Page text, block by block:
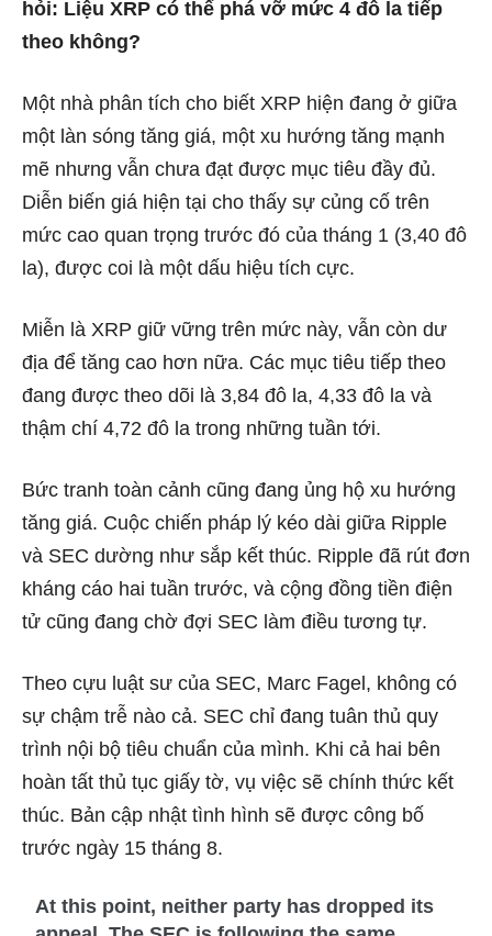
hỏi: Liệu XRP có thể phá vỡ mức 4 đô la tiếp
theo không?
Một nhà phân tích cho biết XRP hiện đang ở giữa
một làn sóng tăng giá, một xu hướng tăng mạnh
mẽ nhưng vẫn chưa đạt được mục tiêu đầy đủ.
Diễn biến giá hiện tại cho thấy sự củng cố trên
mức cao quan trọng trước đó của tháng 1 (3,40 đô
la), được coi là một dấu hiệu tích cực.
Miễn là XRP giữ vững trên mức này, vẫn còn dư
địa để tăng cao hơn nữa. Các mục tiêu tiếp theo
đang được theo dõi là 3,84 đô la, 4,33 đô la và
thậm chí 4,72 đô la trong những tuần tới.
Bức tranh toàn cảnh cũng đang ủng hộ xu hướng
tăng giá. Cuộc chiến pháp lý kéo dài giữa Ripple
và SEC dường như sắp kết thúc. Ripple đã rút đơn
kháng cáo hai tuần trước, và cộng đồng tiền điện
tử cũng đang chờ đợi SEC làm điều tương tự.
Theo cựu luật sư của SEC, Marc Fagel, không có
sự chậm trễ nào cả. SEC chỉ đang tuân thủ quy
trình nội bộ tiêu chuẩn của mình. Khi cả hai bên
hoàn tất thủ tục giấy tờ, vụ việc sẽ chính thức kết
thúc. Bản cập nhật tình hình sẽ được công bố
trước ngày 15 tháng 8.
At this point, neither party has dropped its